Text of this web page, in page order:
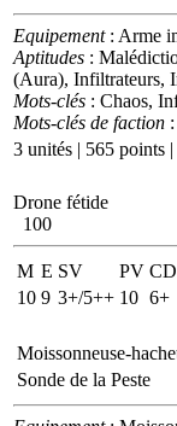
Equipement: Arme
Aptitudes :
(Aura), Infiltrateurs,
Mots-clés : Chaos,
Mots-clés de faction
3 unités | 565 points
Drone fétide
100
M E SV PV CD
10 9 3+/5++ 10 6+
Moissonneuse-
Sonde de la Peste